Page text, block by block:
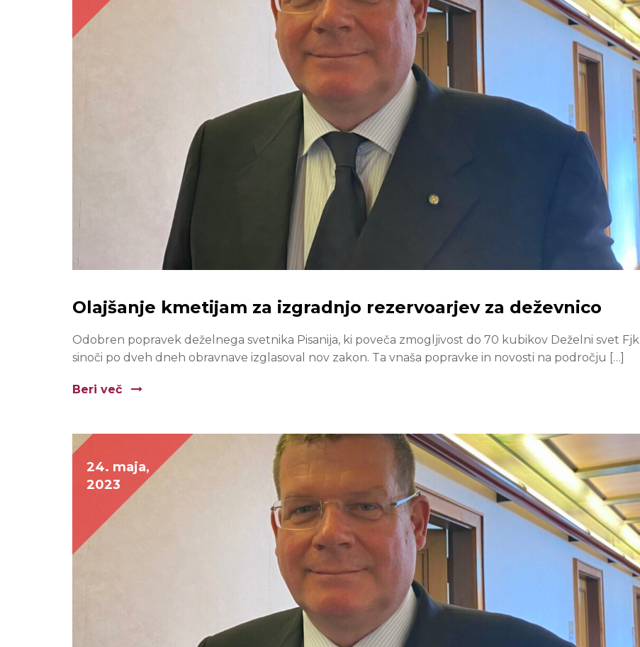
Olajšanje kmetijam za izgradnjo rezervoarjev za deževnico
Odobren popravek deželnega svetnika Pisanija, ki poveča zmogljivost do 70 kubikov Deželni svet
sinoči po dveh dneh obravnave izglasoval nov zakon. Ta vnaša popravke in novosti na področju […]
Beri več
24. maja,
2023